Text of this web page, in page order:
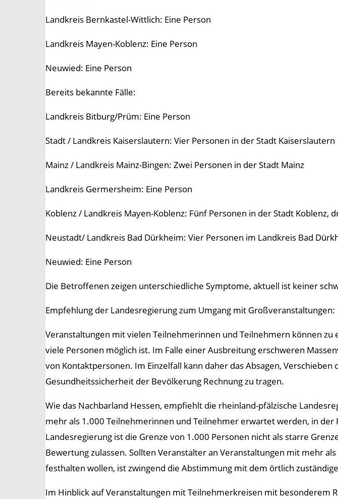
Landkreis Bernkastel-Wittlich: Eine Person
Landkreis Mayen-Koblenz: Eine Person
Neuwied: Eine Person
Bereits bekannte Fälle:
Landkreis Bitburg/Prüm: Eine Person
Stadt / Landkreis Kaiserslautern: Vier Personen in der Stadt Kaiserslautern
Mainz / Landkreis Mainz-Bingen: Zwei Personen in der Stadt Mainz
Landkreis Germersheim: Eine Person
Koblenz / Landkreis Mayen-Koblenz: Fünf Personen in der Stadt Koblenz,
Neustadt/ Landkreis Bad Dürkheim: Vier Personen im Landkreis Bad
Neuwied: Eine Person
Die Betroffenen zeigen unterschiedliche Symptome, aktuell ist keiner
Empfehlung der Landesregierung zum Umgang mit Großveranstaltungen:
Veranstaltungen mit vielen Teilnehmerinnen und Teilnehmern können
viele Personen möglich ist. Im Falle einer Ausbreitung erschweren
von Kontaktpersonen. Im Einzelfall kann daher das Absagen,
Gesundheitssicherheit der Bevölkerung Rechnung zu tragen.
Wie das Nachbarland Hessen, empfiehlt die rheinland-pfälzische
mehr als 1.000 Teilnehmerinnen und Teilnehmer erwartet werden, in
Landesregierung ist die Grenze von 1.000 Personen nicht als starre
Bewertung zulassen. Sollten Veranstalter an Veranstaltungen mit mehr
festhalten wollen, ist zwingend die Abstimmung mit dem örtlich
Im Hinblick auf Veranstaltungen mit Teilnehmerkreisen mit besonderem